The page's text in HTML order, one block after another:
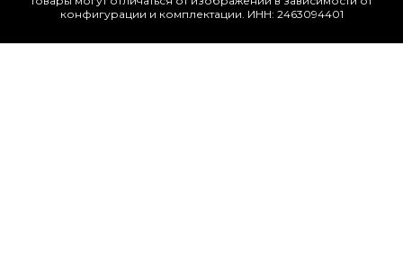
конфигурации и комплектации. ИНН: 2463094401